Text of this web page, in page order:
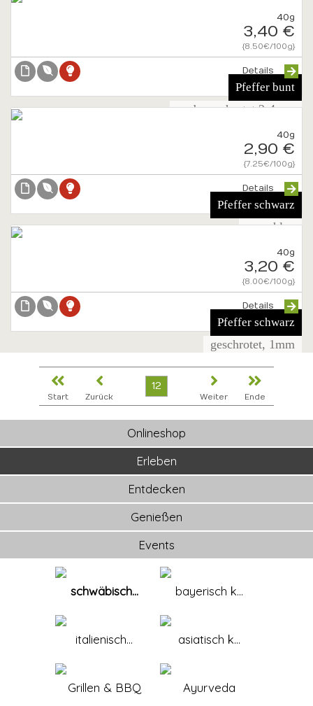
Pfeffer bunt
grob geschrotet 2-4mm
40g
3,40 €
{8.50€/100g}
Details
Pfeffer schwarz
gemahlen
40g
2,90 €
{7.25€/100g}
Details
Pfeffer schwarz
geschrotet, 1mm
40g
3,20 €
{8.00€/100g}
Details
Start Zurück
12
Weiter Ende
Onlineshop
Erleben
Entdecken
Genießen
Events
schwäbisch... bayerisch k...
italienisch... asiatisch k...
Grillen & BBQ Ayurveda